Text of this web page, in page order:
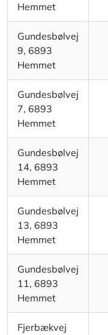
Hemmet
Gundesbølvej
9, 6893
Hemmet
Gundesbølvej
7, 6893
Hemmet
Gundesbølvej
14, 6893
Hemmet
Gundesbølvej
13, 6893
Hemmet
Gundesbølvej
11, 6893
Hemmet
Fjerbækvej